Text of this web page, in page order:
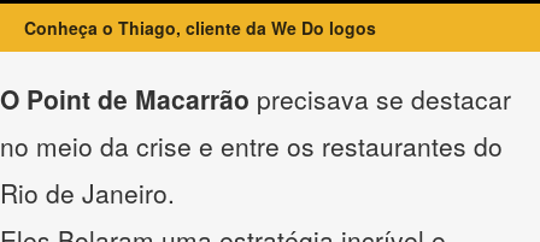
Conheça o Thiago, cliente da We Do logos
O Point de Macarrão precisava se destacar
no meio da crise e entre os restaurantes do
Rio de Janeiro.